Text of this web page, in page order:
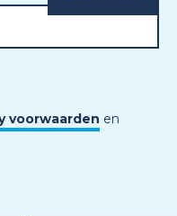
voorwaarden en